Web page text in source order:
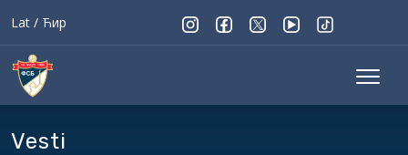
Lat / Ћир
Vesti